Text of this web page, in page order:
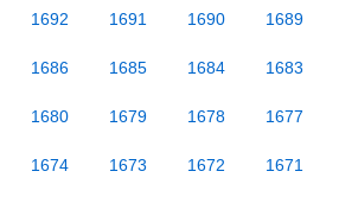
1692 1691 1690 1689
1686 1685 1684 1683
1680 1679 1678 1677
1674 1673 1672 1671